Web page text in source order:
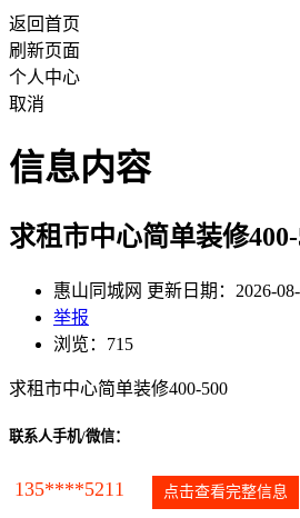
返回首页
刷新页面
个人中心
取消
信息内容
求租市中心简单装修400-
惠山同城网 更新日期：2026-
举报
浏览：715
求租市中心简单装修400-500
联系人手机/微信：
135****5211 点击查看完整信息